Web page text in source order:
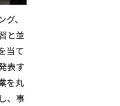
、
と並
当て
表す
を丸
、事